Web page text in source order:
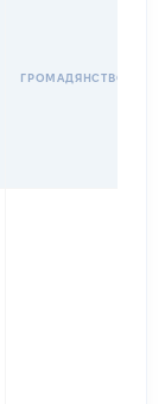
ГРОМАДЯНСТВО